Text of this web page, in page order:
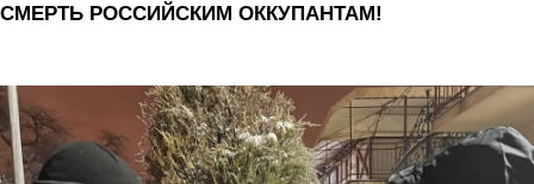
СМЕРТЬ РОССИЙСКИМ ОККУПАНТАМ!